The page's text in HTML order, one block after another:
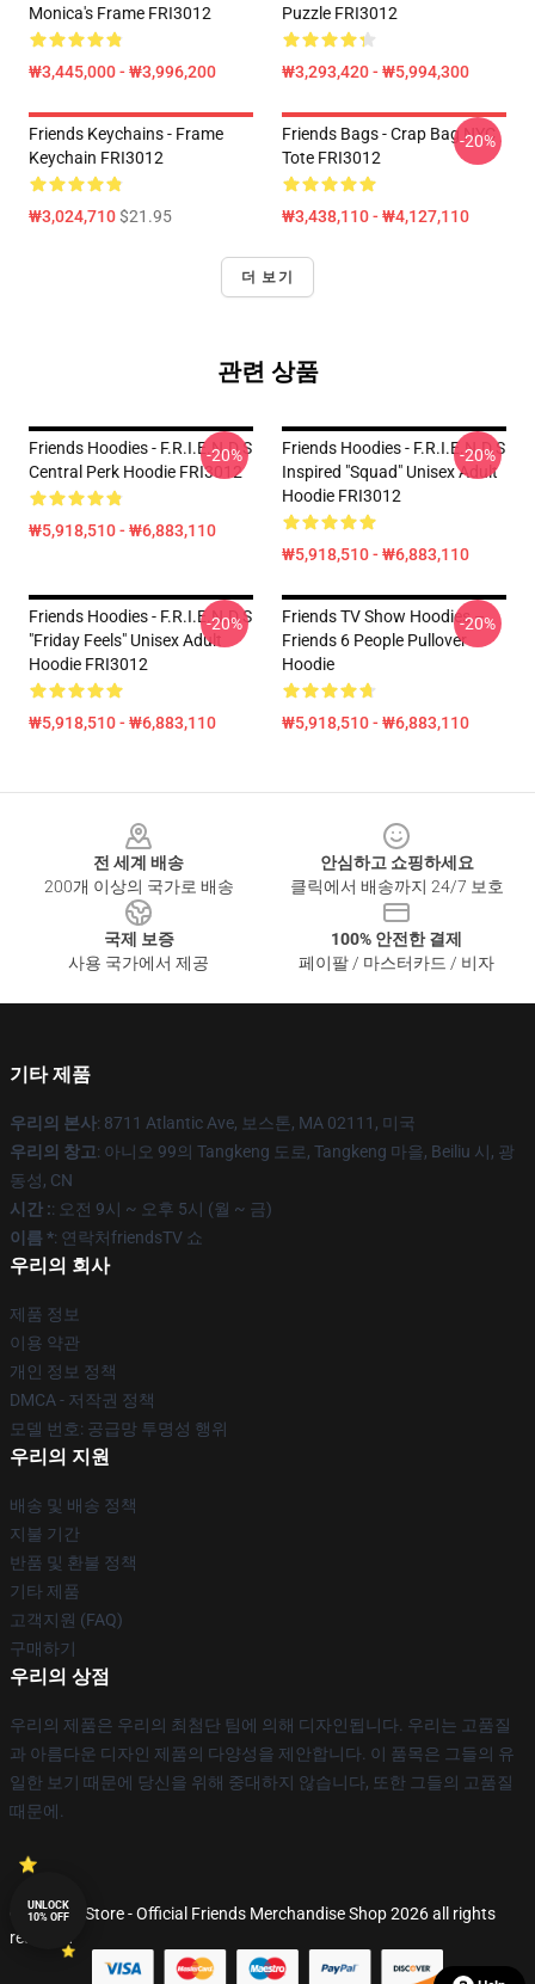
Monica's Frame FRI3012
₩3,445,000 - ₩3,996,200
Puzzle FRI3012
₩3,293,420 - ₩5,994,300
Friends Keychains - Frame
Keychain FRI3012
₩3,024,710$21.95
Friends Bags - Crap Bag NYC
Tote FRI3012
₩3,438,110 - ₩4,127,110
-20%
더 보기
관련 상품
Friends Hoodies - F.R.I.E.N.D.S
Central Perk Hoodie FRI3012
₩5,918,510 - ₩6,883,110
-20%
Friends Hoodies - F.R.I.E.N.D.S
Inspired "Squad" Unisex Adult
Hoodie FRI3012
₩5,918,510 - ₩6,883,110
-20%
Friends Hoodies - F.R.I.E.N.D.S
"Friday Feels" Unisex Adult
Hoodie FRI3012
₩5,918,510 - ₩6,883,110
-20%
Friends TV Show Hoodies –
Friends 6 People Pullover
Hoodie
₩5,918,510 - ₩6,883,110
-20%
전 세계 배송
200개 이상의 국가로 배송
안심하고 쇼핑하세요
클릭에서 배송까지 24/7 보호
국제 보증
사용 국가에서 제공
100% 안전한 결제
페이팔 / 마스터카드 / 비자
기타 제품
우리의 본사: 8711 Atlantic Ave, 보스톤, MA 02111, 미국
우리의 창고: 아니오 99의 Tangkeng 도로, Tangkeng 마을, Beiliu 시, 광
동성, CN
시간 :: 오전 9시 ~ 오후 5시 (월 ~ 금)
이름 *: 연락처friendsTV 쇼
우리의 회사
제품 정보
이용 약관
개인 정보 정책
DMCA - 저작권 정책
모델 번호: 공급망 투명성 행위
우리의 지원
배송 및 배송 정책
지불 기간
반품 및 환불 정책
기타 제품
고객지원 (FAQ)
구매하기
우리의 상점
우리의 제품은 우리의 최첨단 팀에 의해 디자인됩니다. 우리는 고품질
과 아름다운 디자인 제품의 다양성을 제안합니다. 이 품목은 그들의 유
일한 보기 때문에 당신을 위해 중대하지 않습니다, 또한 그들의 고품질
때문에.
© Friends Store - Official Friends Merchandise Shop 2026 all rights
reserved
UNLOCK
10% OFF